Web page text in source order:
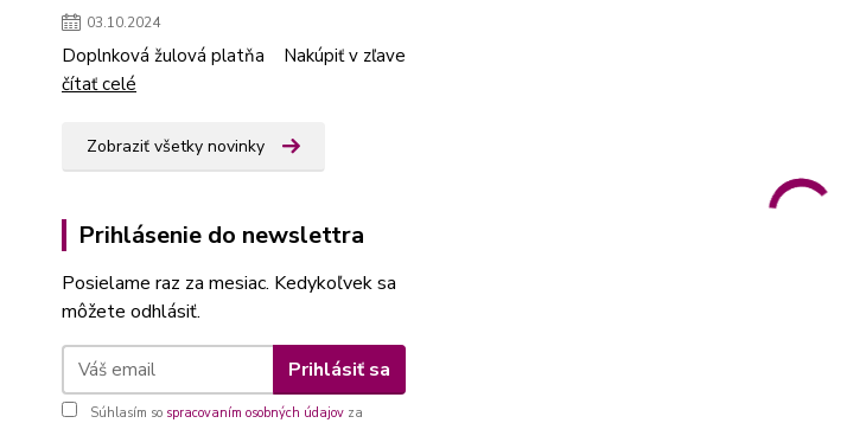
03.10.2024
Doplnková žulová platňa Nakúpiť v zľave
čítať celé
Zobraziť všetky novinky
Prihlásenie do newslettra
Posielame raz za mesiac. Kedykoľvek sa
môžete odhlásiť.
Prihlásiť sa
Súhlasím so spracovaním osobných údajov za